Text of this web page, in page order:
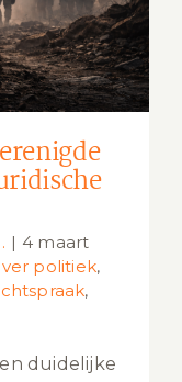
| 4 maart
politiek,
,
duidelijke